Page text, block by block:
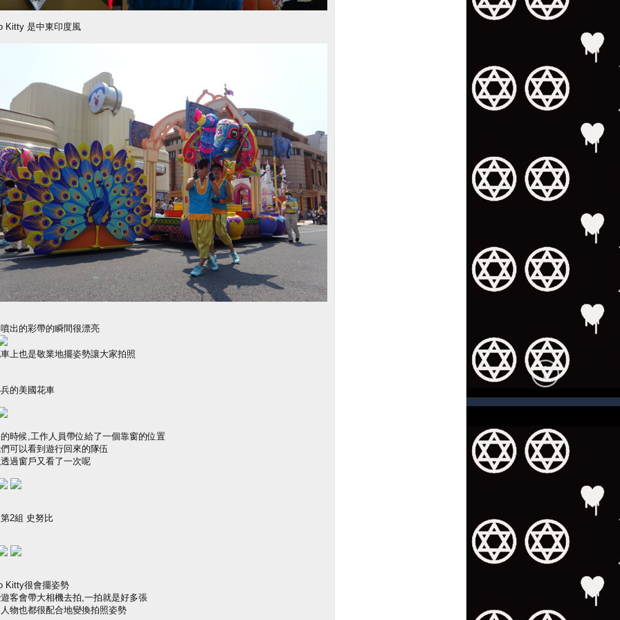
Kitty 是中東印度風
出的彩帶的瞬間很漂亮
上也是敬業地擺姿勢讓大家拍照
的美國花車
時候,工作人員帶位給了一個靠窗的位置
可以看到遊行回來的隊伍
過窗戶又看了一次呢
2組 史努比
Kitty很會擺姿勢
客會帶大相機去拍,一拍就是好多張
物也都很配合地變換拍照姿勢